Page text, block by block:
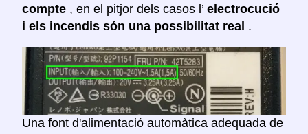
compte , en el pitjor dels casos l’ electrocució
i els incendis són una possibilitat real .
Una font d'alimentació automàtica adequada de